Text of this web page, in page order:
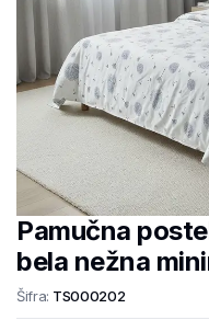
Pamučna
bela nežna
Šifra: TS000202